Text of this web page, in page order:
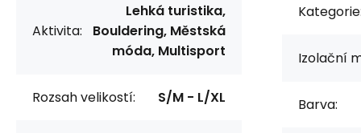
Aktivita:
Lehká turistika,
Bouldering, Městská
móda, Multisport
Rozsah velikostí: S/M - L/XL
Izolační
Barva: